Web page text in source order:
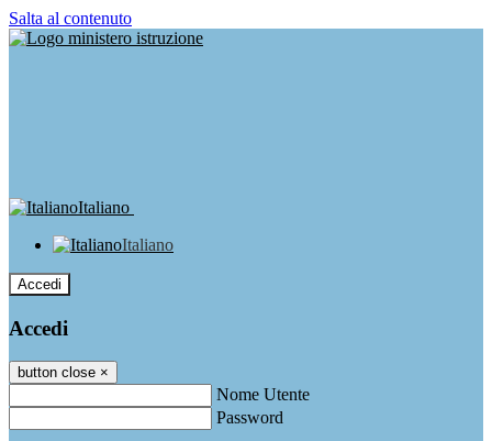
Salta al contenuto
Italiano
Italiano
Accedi
Accedi
button close ×
Nome Utente
Password